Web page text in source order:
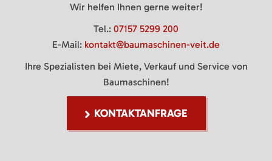
Wir helfen Ihnen gerne weiter!
Tel.: 07157 5299 200
E-Mail: kontakt@baumaschinen-veit.de
Ihre Spezialisten bei Miete, Verkauf und Service von
Baumaschinen!
KONTAKTANFRAGE